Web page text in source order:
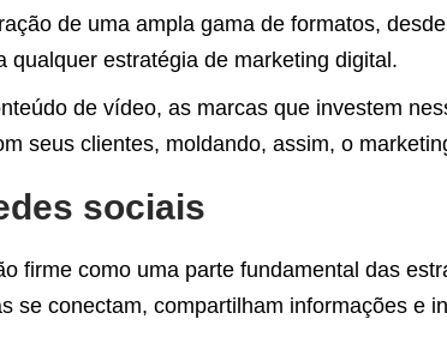
de uma ampla gama de formatos,
estratégia de marketing digital.
de vídeo, as marcas que investem
seus clientes, moldando, assim, o
sociais
firme como uma parte fundamental das
se conectam, compartilham informações e